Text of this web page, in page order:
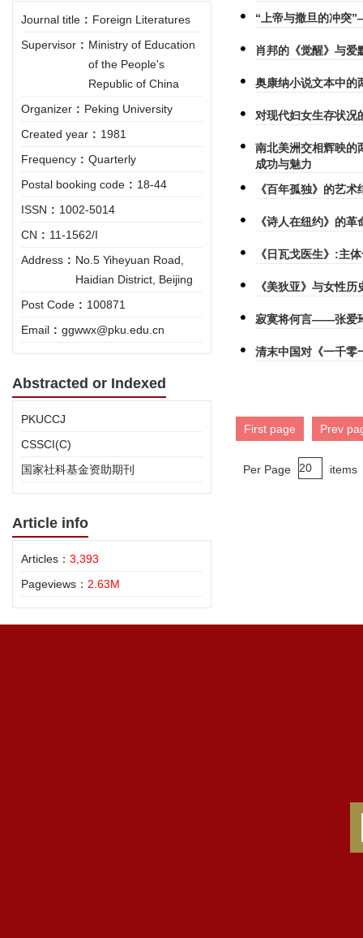
Journal title : Foreign Literatures
Supervisor : Ministry of Education
of the People's
Republic of China
Organizer : Peking University
Created year : 1981
Frequency : Quarterly
Postal booking code : 18-44
ISSN : 1002-5014
CN : 11-1562/I
Address : No.5 Yiheyuan Road,
Haidian District, Beijing
Post Code : 100871
Email : ggwwx@pku.edu.cn
Abstracted or Indexed
PKUCCJ
CSSCI(C)
国家社科基金资助期刊
Article info
Articles： 3,393
Pageviews： 2.63M
“上帝与撒旦的冲突
肖邦的《觉醒》与爱
奥康纳小说文本中的
对现代妇女生存状
南北美洲交相辉映
成功与魅力
《百年孤独》的艺术
《诗人在纽约》的革
《日瓦戈医生》:主
《美狄亚》与女性
寂寞将何言——张爱
清末中国对《一千零
First page Prev
Per Page items